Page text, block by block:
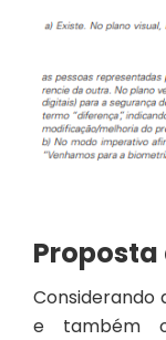
Proposta
Considerando
e também